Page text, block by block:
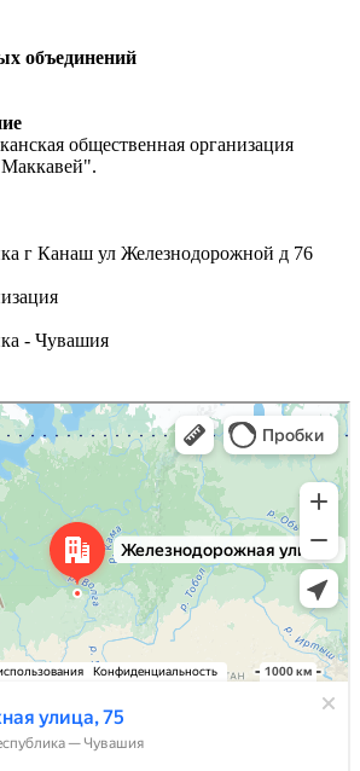
объединений
общественная организация
г Канаш ул Железнодорожной д 76
- Чувашия